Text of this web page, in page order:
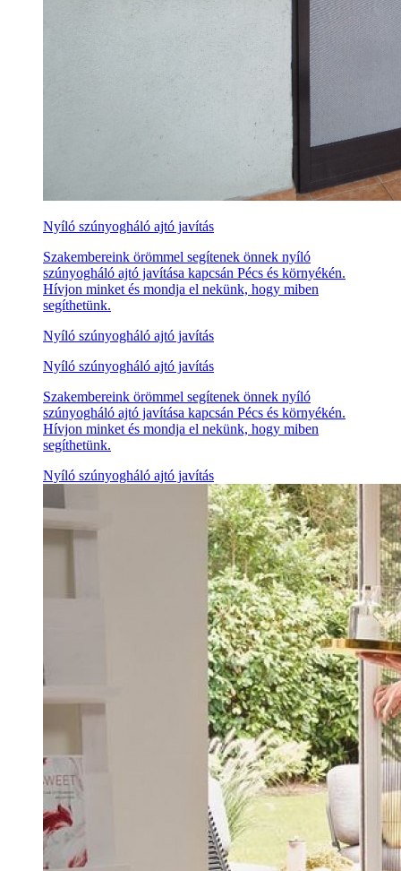
Nyíló szúnyogháló ajtó javítás
Szakembereink örömmel segítenek önnek nyíló
szúnyogháló ajtó javítása kapcsán Pécs és környékén.
Hívjon minket és mondja el nekünk, hogy miben
segíthetünk.
Nyíló szúnyogháló ajtó javítás
Nyíló szúnyogháló ajtó javítás
Szakembereink örömmel segítenek önnek nyíló
szúnyogháló ajtó javítása kapcsán Pécs és környékén.
Hívjon minket és mondja el nekünk, hogy miben
segíthetünk.
Nyíló szúnyogháló ajtó javítás